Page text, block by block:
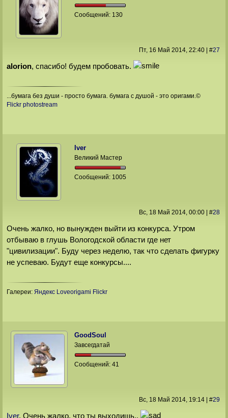
Сообщений: 130
Пт, 16 Май 2014, 22:40| #27
alorion, спасибо! будем пробовать.
...бумага без души - просто бумага. бумага с душой - это оригами.©
Flickr photostream
Iver
Великий Мастер
Сообщений: 1005
Вс, 18 Май 2014, 00:00| #28
Очень жалко, но вынужден выйти из конкурса. Утром
отбываю в глушь Вологодской области где нет
"цивилизации". Буду через неделю, так что сделать фигурку
не успеваю. Будут еще конкурсы....
Галереи: Яндекс Loveorigami Flickr
GoodSoul
Завсегдатай
Сообщений:41
Вс, 18 Май 2014, 19:14| #29
Iver, Очень жалко, что ты выходишь..